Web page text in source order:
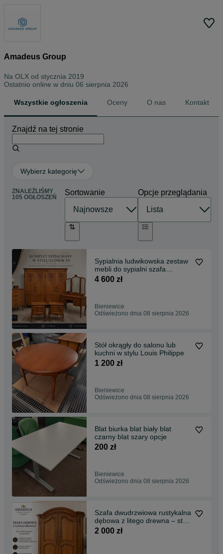
Amadeus Group
Na OLX od stycznia 2019
Ostatnio online w dniu 06 sierpnia 2026
Wszystkie ogłoszenia Oceny O nas Kontakt
Znajdź na tej stronie
Wybierz kategorię
ZNALEŹLIŚMY
105 OGŁOSZEŃ
Sortowanie Opcje przeglądania
Sypialnia ludwikowska zestaw
mebli do sypialni szafa
czterodrzwiowa toaletka
4 600 zł
Bieniewice
Odświeżono dnia 08 sierpnia 2026
Stół okrągły do salonu lub
kuchni w stylu Louis Philippe
1 200 zł
Bieniewice
Odświeżono dnia 08 sierpnia 2026
Blat biurka blat biały blat
czarny blat szary opcje
200 zł
Bieniewice
Odświeżono dnia 08 sierpnia 2026
Szafa dwudrzwiowa rustykalna
dębowa z litego drewna – styl
rustykalny / klasyczny
2 000 zł